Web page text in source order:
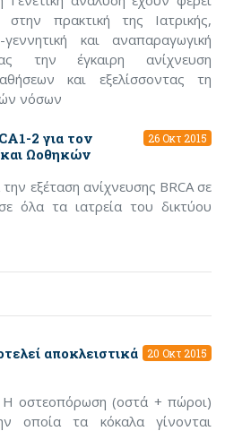
στην πρακτική της Ιατρικής,
και αναπαραγωγική
την έγκαιρη ανίχνευση
και εξελίσσοντας τη
νόσων
2 για τον
Ωοθηκών
26 Οκτ 2015
εξέταση ανίχνευσης BRCA σε
όλα τα ιατρεία του δικτύου
αποκλειστικά
20 Οκτ 2015
Η οστεοπόρωση (οστά + πώροι)
οποία τα κόκαλα γίνονται